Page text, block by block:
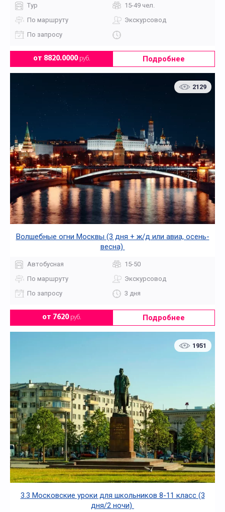
Тур
15-49 чел.
По маршруту
Экскурсовод
По запросу
от 8820.0000руб. Подробнее
2129
Волшебные огни Москвы (3 дня + ж/д или авиа, осень-
весна)
Автобусная
15-50
По маршруту
Экскурсовод
По запросу
3 дня
от 7620руб. Подробнее
1951
3.3 Московские уроки для школьников 8-11 класс (3
дня/2 ночи)